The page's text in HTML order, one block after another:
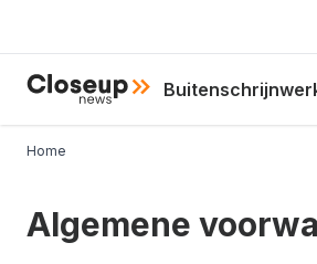
inhoud
gaan
Close Up News
Kruimelpad
Home
Algemene